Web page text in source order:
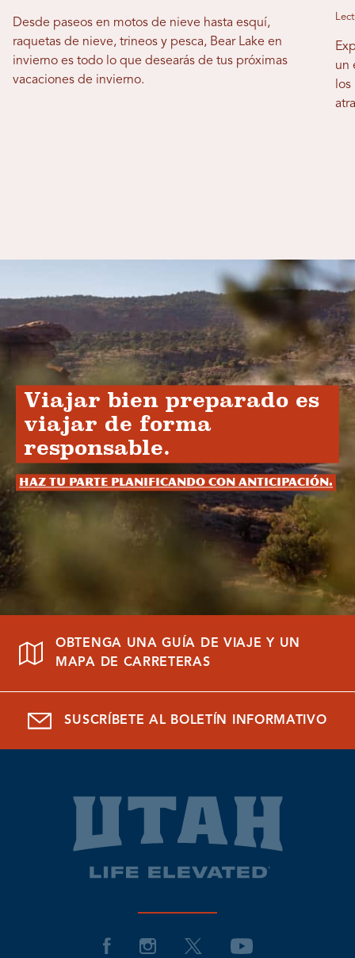
Desde paseos en motos de nieve hasta esquí,
raquetas de nieve, trineos y pesca, Bear Lake en
invierno es todo lo que desearás de tus próximas
vacaciones de invierno.
un
Viajar bien preparado es
viajar de forma
responsable.
Haz tu parte planificando con anticipación.
OBTENGA UNA GUÍA DE VIAJE Y UN
MAPA DE CARRETERAS
SUSCRÍBETE AL BOLETÍN INFORMATIVO